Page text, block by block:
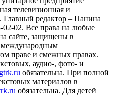
телевизионная и
Главный редактор – Панина
02-02. Все права на любые
сайте, защищены в
международным
праве и смежных правах.
аудио-, фото- и
обязательна. При полной
материалов в
обязательна. Для детей